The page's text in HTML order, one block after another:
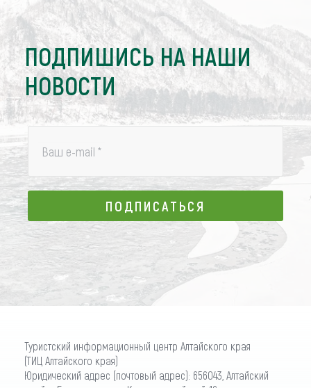
ПОДПИШИСЬ НА НАШИ
НОВОСТИ
Ваш e-mail *
ПОДПИСАТЬСЯ
ПОДПИСАТЬСЯ
Туристский информационный центр Алтайского края
(ТИЦ Алтайского края)
Юридический адрес (почтовый адрес): 656043, Алтайский